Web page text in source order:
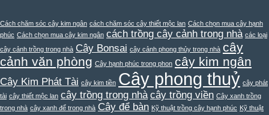
Cách chăm sóc cây kim ngân cách chăm sóc cây thiết mộc lan Cách chọn mua cây hạnh
phúc Cách chọn mua cây kim ngân cách trồng cây cảnh trong nhà các loại
cây cảnh trồng trong nhà Cây Bonsai cây cảnh phong thủy trong nhà cây
cảnh văn phòng Cây hạnh phúc trong phon cây kim ngân
Cây Kim Phát Tài cây kim tiền Cây phong thuỷ cây phát
tài cây thiết mộc lan cây trồng trong nhà cây trồng viền Cây xanh trồng
trong nhà cây xanh để trong nhà Cây để bàn Kỹ thuật trồng cây hạnh phúc Kỹ thuật